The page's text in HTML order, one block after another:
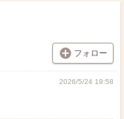
フォロー
2026/5/24 19:58